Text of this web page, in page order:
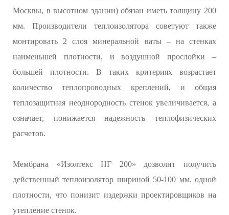
Москвы, в высотном здании) обязан иметь толщину 200
мм. Производители теплоизолятора советуют также
монтировать 2 слоя минеральной ваты – на стенках
наименьшей плотности, и воздушной прослойки –
большей плотности. В таких критериях возрастает
количество теплопроводных креплений, и общая
теплозащитная неоднородность стенок увеличивается, а
означает, понижается надежность теплофизических
расчетов.
Мембрана «Изолтекс НГ 200» дозволит получить
действенный теплоизолятор шириной 50-100 мм. одной
плотности, что понизит издержки проектировщиков на
утепление стенок.